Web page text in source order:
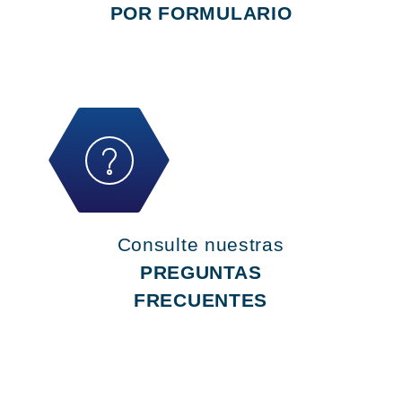
POR FORMULARIO
Consulte nuestras
PREGUNTAS
FRECUENTES